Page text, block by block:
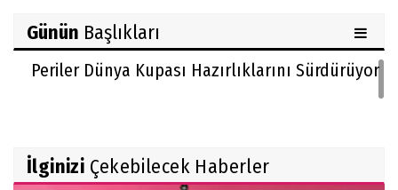
Günün Başlıkları
Periler Dünya Kupası Hazırlıklarını Sürdürüyor
İlginizi Çekebilecek Haberler